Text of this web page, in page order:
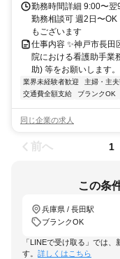
勤務時間詳細 9:00〜
勤務相談可 週2日〜
もございます
仕事内容 ✨神戸市長田
院における看護助手業
助) 等をお願いします
業界未経験者歓迎 主婦・主
交通費全額支給
ブランクOK
同じ企業の求人
前へ 1
この条
兵庫県 / 長田駅
ブランクOK
「LINEで受け取る」では
す。 詳しくはこちら